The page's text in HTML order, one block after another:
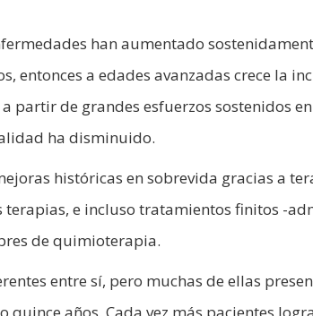
han aumentado
entonces a edades avanzadas crece la
partir de grandes esfuerzos sostenidos
ha disminuido.
históricas en sobrevida gracias a
terapias, e incluso tratamientos finitos -
de quimioterapia.
entre sí, pero muchas de ellas
quince años. Cada vez más pacientes